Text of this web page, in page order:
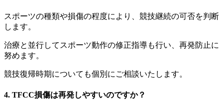
スポーツの種類や損傷の程度により、競技継続の可否を判断
します。
治療と並行してスポーツ動作の修正指導も行い、再発防止に
努めます。
競技復帰時期についても個別にご相談いたします。
4. TFCC損傷は再発しやすいのですか？